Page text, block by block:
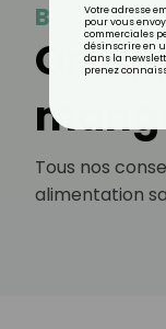
Bien
On
Tous nos
alimentation
Votre adresse
pour vous
commerciales
désinscrire en
dans la
prenez